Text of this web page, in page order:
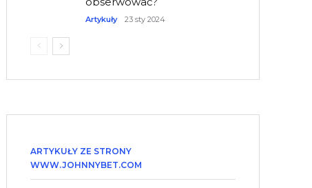
Artykuły 23 sty 2024
ARTYKUŁY ZE STRONY
WWW.JOHNNYBET.COM